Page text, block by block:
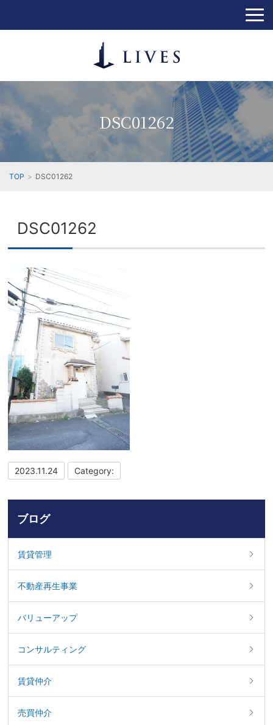
DSC01262
TOP DSC01262
DSC01262
2023.11.24 Category:
ブログ
賃貸管理
不動産再生事業
バリューアップ
コンサルティング
賃貸仲介
売買仲介